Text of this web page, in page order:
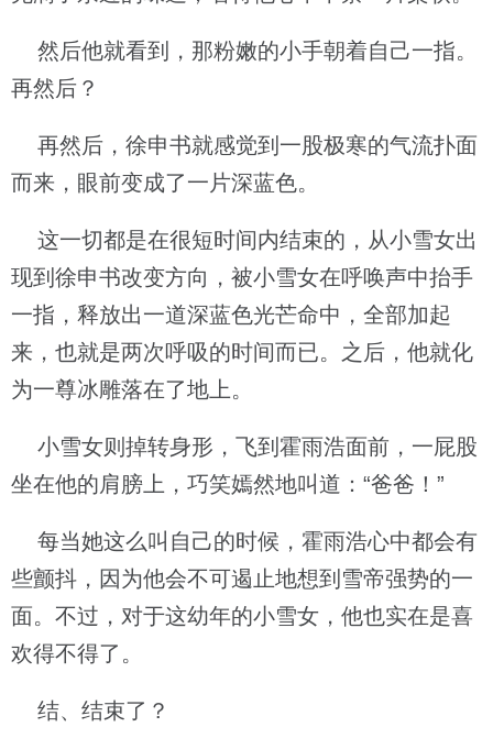
然后他就看到，那粉嫩的小手朝着自己一指。
再然后？
再然后，徐申书就感觉到一股极寒的气流扑面
而来，眼前变成了一片深蓝色。
这一切都是在很短时间内结束的，从小雪女出
现到徐申书改变方向，被小雪女在呼唤声中抬手
一指，释放出一道深蓝色光芒命中，全部加起
来，也就是两次呼吸的时间而已。之后，他就化
为一尊冰雕落在了地上。
小雪女则掉转身形，飞到霍雨浩面前，一屁股
坐在他的肩膀上，巧笑嫣然地叫道：“爸爸！”
每当她这么叫自己的时候，霍雨浩心中都会有
些颤抖，因为他会不可遏止地想到雪帝强势的一
面。不过，对于这幼年的小雪女，他也实在是喜
欢得不得了。
结、结束了？